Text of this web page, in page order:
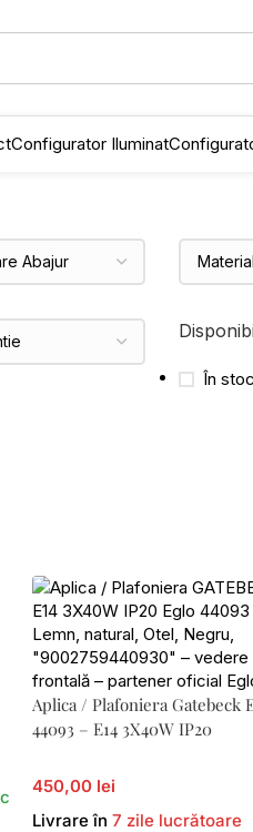
Configurator Iluminat
În stoc
Aplica / Plafoniera Gatebeck
44093 – E14 3X40W IP20
450,00 lei
Livrare în 7 zile lucrătoare